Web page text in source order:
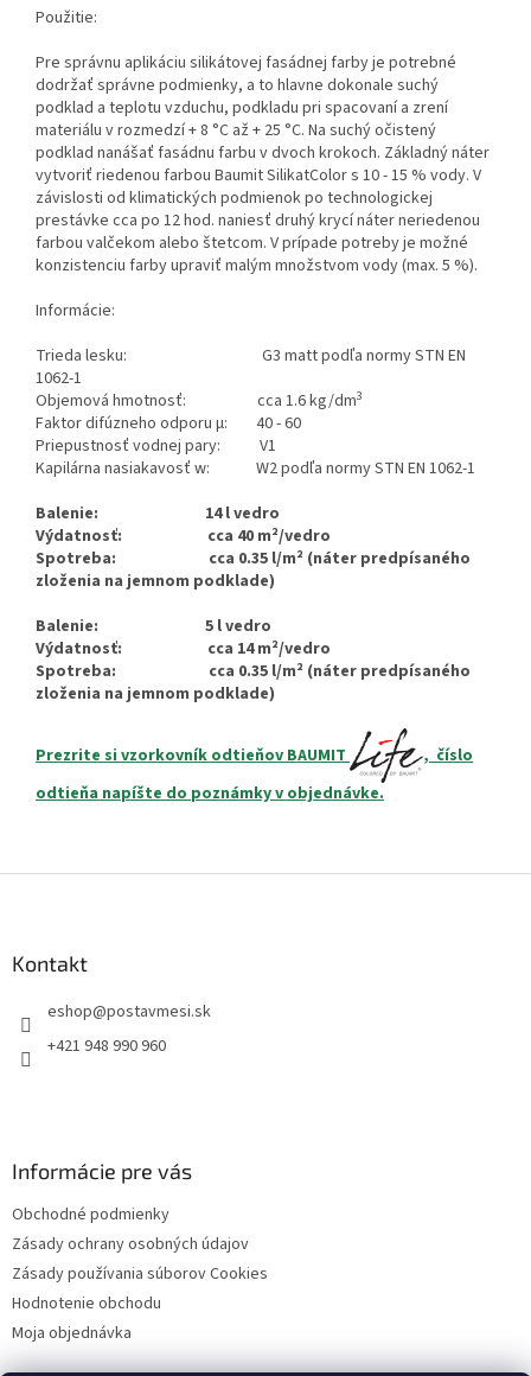
Použitie:
Pre správnu aplikáciu silikátovej fasádnej farby je potrebné
dodržať správne podmienky, a to hlavne dokonale suchý
podklad a teplotu vzduchu, podkladu pri spacovaní a zrení
materiálu v rozmedzí + 8 °C až + 25 °C. Na suchý očistený
podklad nanášať fasádnu farbu v dvoch krokoch. Základný náter
vytvoriť riedenou farbou Baumit SilikatColor s 10 - 15 % vody. V
závislosti od klimatických podmienok po technologickej
prestávke cca po 12 hod. naniesť druhý krycí náter neriedenou
farbou valčekom alebo štetcom. V prípade potreby je možné
konzistenciu farby upraviť malým množstvom vody (max. 5 %).
Informácie:
Trieda lesku: G3 matt podľa normy STN EN
1062-1
Objemová hmotnosť: cca 1.6 kg/dm3
Faktor difúzneho odporu µ: 40 - 60
Priepustnosť vodnej pary: V1
Kapilárna nasiakavosť w: W2 podľa normy STN EN 1062-1
Balenie: 14 l vedro
Výdatnosť: cca 40 m²/vedro
Spotreba: cca 0.35 l/m² (náter predpísaného
zloženia na jemnom podklade)
Balenie: 5 l vedro
Výdatnosť: cca 14 m²/vedro
Spotreba: cca 0.35 l/m² (náter predpísaného
zloženia na jemnom podklade)
Prezrite si vzorkovník odtieňov BAUMIT
, číslo
odtieňa napíštedo poznámky v objednávke.
Kontakt
eshop@postavmesi.sk
+421 948 990 960
Informácie pre vás
Obchodné podmienky
Zásady ochrany osobných údajov
Zásady používania súborov Cookies
Hodnotenie obchodu
Moja objednávka